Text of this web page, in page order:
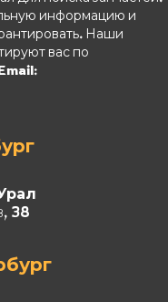
информацию и
Наши
вас по
38